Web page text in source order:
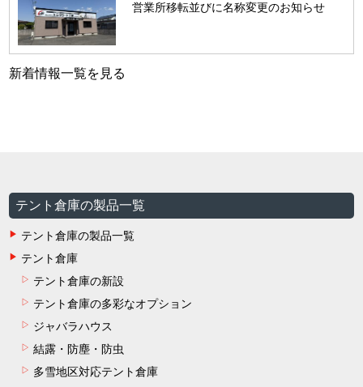
営業所移転並びに名称変更のお知らせ
新着情報一覧を見る
テント倉庫の製品一覧
テント倉庫の製品一覧
テント倉庫
テント倉庫の新設
テント倉庫の多彩なオプション
ジャバラハウス
結露・防塵・防虫
多雪地区対応テント倉庫